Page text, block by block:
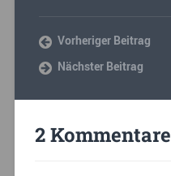
Vorheriger Beitrag
Nächster Beitrag
2 Kommentare